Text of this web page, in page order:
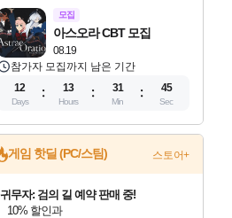
모집
08.19
아스오라 CBT 모집
참가자 모집까지 남은 기간
12
Days
13
Hours
31
Min
44
Sec
게임 핫딜 (PC/스팀) 스토어+
귀무자: 검의 길 예약 판매 중!
10% 할인과